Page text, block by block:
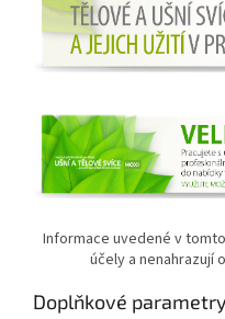
Informace uvedené v
účely a nenahrazují
Doplňkové parametry